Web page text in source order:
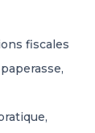
fiscales